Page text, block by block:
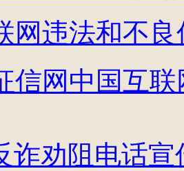
网违法和不
信网 中国互
诈劝阻电话宣